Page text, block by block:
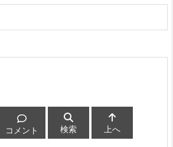
コメント 検索 上へ